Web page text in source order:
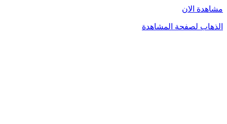
مشاهدة الان
الذهاب لصفحة المشاهدة